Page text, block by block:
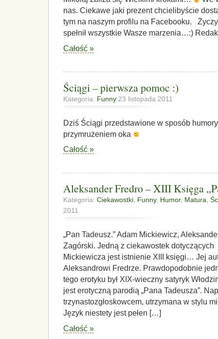
nas. Ciekawe jaki prezent chcielibyście
tym na naszym profilu na Facebooku.
spełnił wszystkie Wasze marzenia…:)
Całość »
Ściągi – pierwsza pomoc :)
Kategoria: Funny 23 listopada 2011
Dziś Ściągi przedstawione w sposób
przymrużeniem oka
Całość »
Aleksander Fredro – XIII Księga
Kategoria: Ciekawostki Funny, Humor, Matura
2011
„Pan Tadeusz.” Adam Mickiewicz,
Zagórski. Jedną z ciekawostek dotyczących
Mickiewicza jest istnienie XIII księgi… Jej
Aleksandrowi Fredrze. Prawdopodobnie
tego erotyku był XIX-wieczny satyryk
jest erotyczną parodią „Pana Tadeusza”.
trzynastozgłoskowcem, utrzymana w stylu
Język niestety jest pełen […]
Całość »